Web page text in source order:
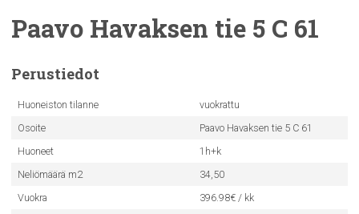
Paavo Havaksen tie 5 C 61
Perustiedot
Huoneiston tilanne
vuokrattu
Osoite
Paavo Havaksen tie 5 C 61
Huoneet
1h+k
Neliömäärä m2
34,50
Vuokra
396.98€ / kk